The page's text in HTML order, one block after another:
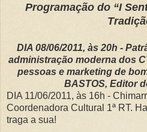
Programação do “I
DIA 08/06/2011, às 20h -
administração moderna dos
pessoas e marketing de
BASTOS, Editor
DIA 11/06/2011, às 16h -
Coordenadora Cultural 1ª RT.
traga a sua!